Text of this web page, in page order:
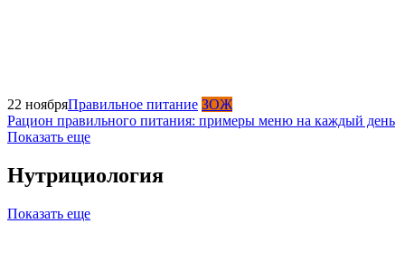
22 ноябряПравильное питание ЗОЖ
Рацион правильного питания: примеры меню на каждый день
Показать еще
Нутрициология
Показать еще